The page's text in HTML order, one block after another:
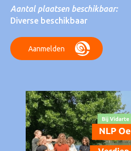
Aantal plaatsen beschikbaar:
Diverse beschikbaar
Aanmelden